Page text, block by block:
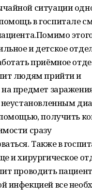
ситуации
в госпитале
и детское
приёмное
людям прийти и
на предмет
получить
сразу
Также в
и хирургическое
проводить
инфекцией все